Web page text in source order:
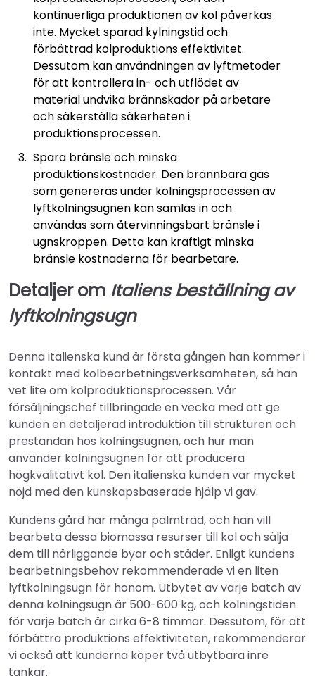
kontinuerliga produktionen av kol påverkas
inte. Mycket sparad kylningstid och
förbättrad kolproduktions effektivitet.
Dessutom kan användningen av lyftmetoder
för att kontrollera in- och utflödet av
material undvika brännskador på arbetare
och säkerställa säkerheten i
produktionsprocessen.
Spara bränsle och minska
produktionskostnader. Den brännbara gas
som genereras under kolningsprocessen av
lyftkolningsugnen kan samlas in och
användas som återvinningsbart bränsle i
ugnskroppen. Detta kan kraftigt minska
bränsle kostnaderna för bearbetare.
Detaljer om Italiens beställning av
lyftkolningsugn
Denna italienska kund är första gången han kommer i
kontakt med kolbearbetningsverksamheten, så han
vet lite om kolproduktionsprocessen. Vår
försäljningschef tillbringade en vecka med att ge
kunden en detaljerad introduktion till strukturen och
prestandan hos kolningsugnen, och hur man
använder kolningsugnen för att producera
högkvalitativt kol. Den italienska kunden var mycket
nöjd med den kunskapsbaserade hjälp vi gav.
Kundens gård har många palmträd, och han vill
bearbeta dessa biomassa resurser till kol och sälja
dem till närliggande byar och städer. Enligt kundens
bearbetningsbehov rekommenderade vi en liten
lyftkolningsugn för honom. Utbytet av varje batch av
denna kolningsugn är 500-600 kg, och kolningstiden
för varje batch är cirka 6-8 timmar. Dessutom, för att
förbättra produktions effektiviteten, rekommenderar
vi också att kunderna köper två utbytbara inre
tankar.